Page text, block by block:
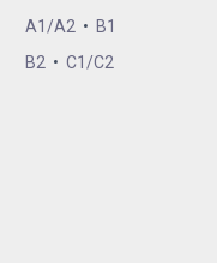
A1/A2 • B1
B2 • C1/C2